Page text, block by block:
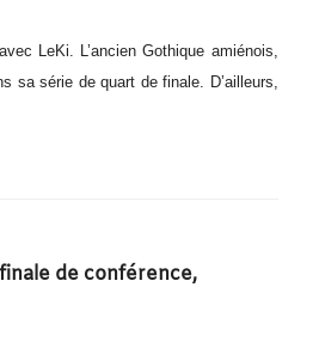
LeKi. L’ancien Gothique amiénois,
sa série de quart de finale. D’ailleurs,
de conférence,